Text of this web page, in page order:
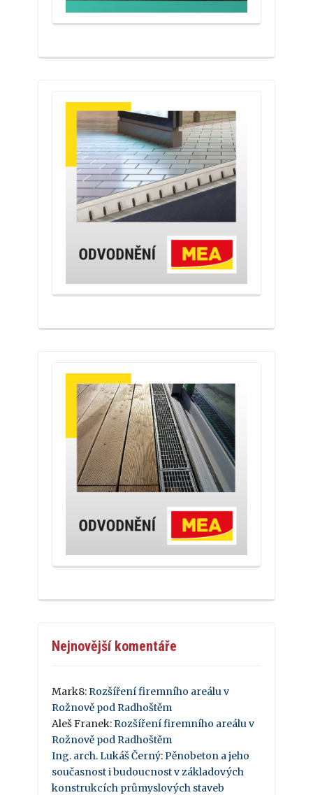
Nejnovější komentáře
Mark8: Rozšíření firemního areálu v
Rožnově pod Radhoštěm
Aleš Franek: Rozšíření firemního areálu v
Rožnově pod Radhoštěm
Ing. arch. Lukáš Černý: Pěnobeton a jeho
současnost i budoucnost v základových
konstrukcích průmyslových staveb